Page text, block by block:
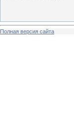
Полная версия сайта